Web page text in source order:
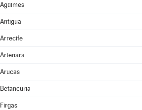
Agüimes
Antigua
Arrecife
Artenara
Arucas
Betancuria
Firgas